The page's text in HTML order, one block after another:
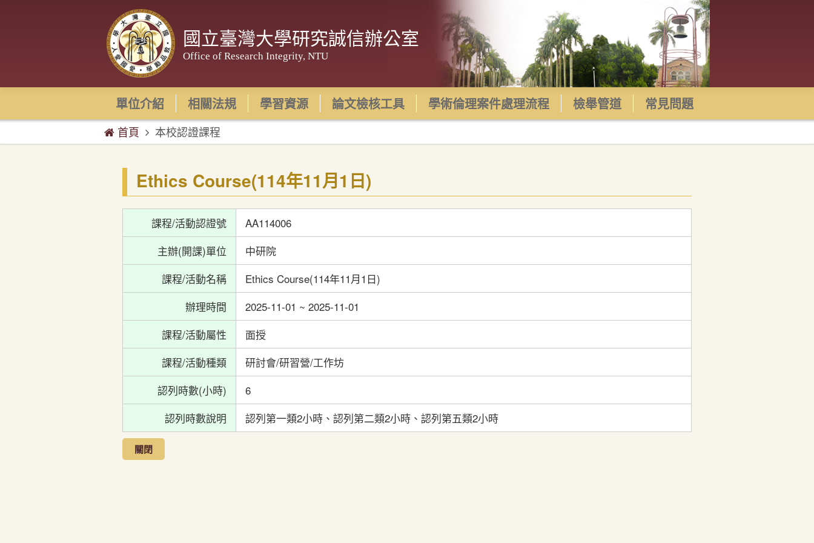
國立臺灣大學研究誠信辦公室
Office of Research Integrity, NTU
單位介紹 相關法規 學習資源 論文檢核工具 學術倫理案件處理流程 檢舉管道 常見問題
首頁 本校認證課程
Ethics Course(114年11月1日)
課程/活動認證號
AA114006
主辦(開課)單位
中研院
課程/活動名稱
Ethics Course(114年11月1日)
辦理時間
2025-11-01 ~ 2025-11-01
課程/活動屬性
面授
課程/活動種類
研討會/研習營/工作坊
認列時數(小時)
6
認列時數說明
認列第一類2小時、認列第二類2小時、認列第五類2小時
關閉